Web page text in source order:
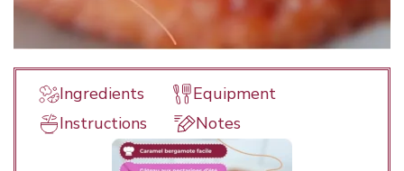
Ingredients
Equipment
Instructions
Notes